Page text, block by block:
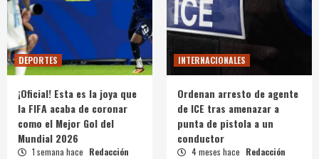
DEPORTES
¡Oficial! Esta es la joya que
la FIFA acaba de coronar
como el Mejor Gol del
Mundial 2026
1 semana hace Redacción
INTERNACIONALES
Ordenan arresto de agente
de ICE tras amenazar a
punta de pistola a un
conductor
4 meses hace Redacción